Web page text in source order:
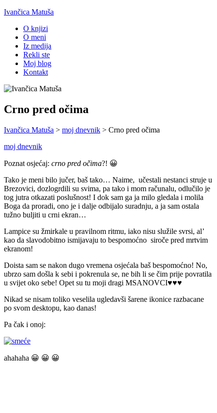
Ivančica Matuša
O knjizi
O meni
Iz medija
Rekli ste
Moj blog
Kontakt
Crno pred očima
Ivančica Matuša > moj dnevnik > Crno pred očima
moj dnevnik
Poznat osjećaj: crno pred očima?! 😀
Tako je meni bilo jučer, baš tako… Naime, učestali nestanci struje u
Brezovici, dozlogrdili su svima, pa tako i mom računalu, odlučilo je
tog jutra otkazati poslušnost! I dok sam ga ja milo gledala i molila
Boga da proradi, ono je i dalje odbijalo suradnju, a ja sam ostala
tužno buljiti u crni ekran…
Lampice su žmirkale u pravilnom ritmu, iako nisu služile svrsi, al’
kao da slavodobitno ismijavaju to bespomoćno siroče pred mrtvim
ekranom!
Doista sam se nakon dugo vremena osjećala baš bespomoćno! No,
ubrzo sam došla k sebi i pokrenula se, ne bih li se čim prije povratila
u svijet oko sebe! Opet su tu moji dragi MSANOVCI♥♥♥
Nikad se nisam toliko veselila ugledavši šarene ikonice razbacane
po svom desktopu, kao danas!
Pa čak i onoj:
ahahaha 😀 😀 😀